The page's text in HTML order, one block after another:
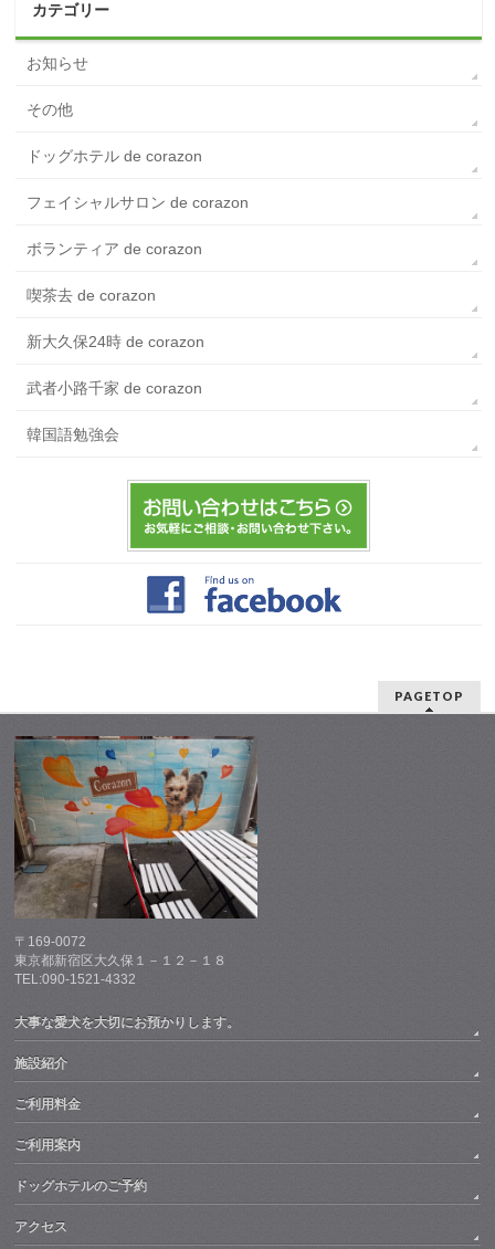
カテゴリー
お知らせ
その他
ドッグホテル de corazon
フェイシャルサロン de corazon
ボランティア de corazon
喫茶去 de corazon
新大久保24時 de corazon
武者小路千家 de corazon
韓国語勉強会
PAGETOP
〒169-0072
東京都新宿区大久保１－１２－１８
TEL:090-1521-4332
大事な愛犬を大切にお預かりします。
施設紹介
ご利用料金
ご利用案内
ドッグホテルのご予約
アクセス